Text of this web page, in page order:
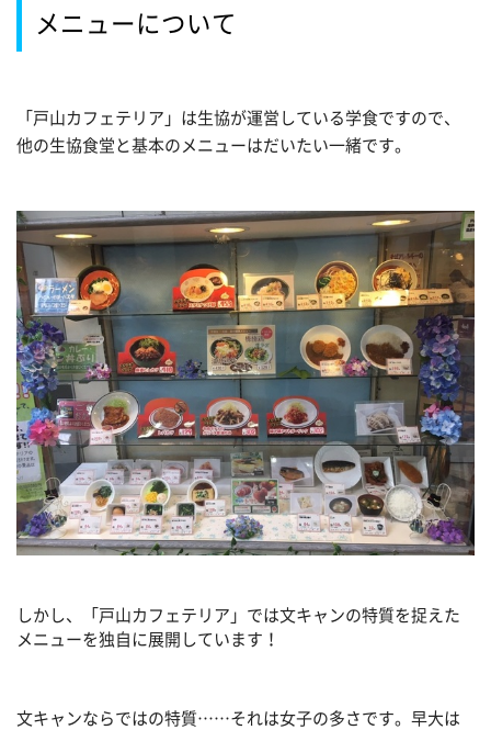
メニューについて
「戸山カフェテリア」は生協が運営している学食ですので、
他の生協食堂と基本のメニューはだいたい一緒です。
しかし、「戸山カフェテリア」では文キャンの特質を捉えた
メニューを独自に展開しています！
文キャンならではの特質……それは女子の多さです。早大は